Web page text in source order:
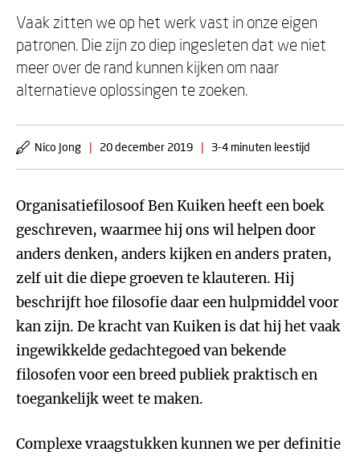
Vaak zitten we op het werk vast in onze eigen
patronen. Die zijn zo diep ingesleten dat we niet
meer over de rand kunnen kijken om naar
alternatieve oplossingen te zoeken.
Nico Jong | 20 december 2019 | 3-4 minuten leestijd
Organisatiefilosoof Ben Kuiken heeft een boek
geschreven, waarmee hij ons wil helpen door
anders denken, anders kijken en anders praten,
zelf uit die diepe groeven te klauteren. Hij
beschrijft hoe filosofie daar een hulpmiddel voor
kan zijn. De kracht van Kuiken is dat hij het vaak
ingewikkelde gedachtegoed van bekende
filosofen voor een breed publiek praktisch en
toegankelijk weet te maken.
Complexe vraagstukken kunnen we per definitie